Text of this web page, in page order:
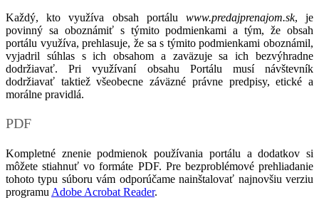
Každý, kto využíva obsah portálu www.predajprenajom.sk, je
povinný sa oboznámiť s týmito podmienkami a tým, že obsah
portálu využíva, prehlasuje, že sa s týmito podmienkami oboznámil,
vyjadril súhlas s ich obsahom a zaväzuje sa ich bezvýhradne
dodržiavať. Pri využívaní obsahu Portálu musí návštevník
dodržiavať taktiež všeobecne záväzné právne predpisy, etické a
morálne pravidlá.
PDF
Kompletné znenie podmienok používania portálu a dodatkov si
môžete stiahnuť vo formáte PDF. Pre bezproblémové prehliadanie
tohoto typu súboru vám odporúčame nainštalovať najnovšiu verziu
programu Adobe Acrobat Reader.